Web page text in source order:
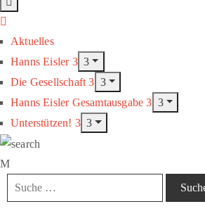
Aktuelles
Hanns Eisler
Die Gesellschaft
Hanns Eisler Gesamtausgabe
Unterstützen!